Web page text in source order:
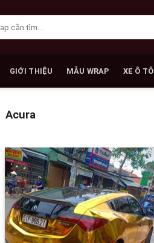
GIỚI THIỆU MẪU WRAP XE Ô TÔ
Acura